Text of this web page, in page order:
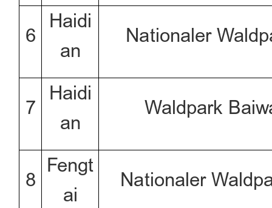
6
Haidi
an
Nationaler
7
Haidi
an
Waldpark
8
Fengt
ai
Nationaler